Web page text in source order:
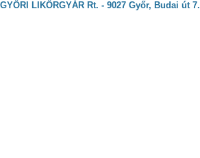
GYŐRI LIKŐRGYÁR Rt. - 9027 Győr, Budai út 7.